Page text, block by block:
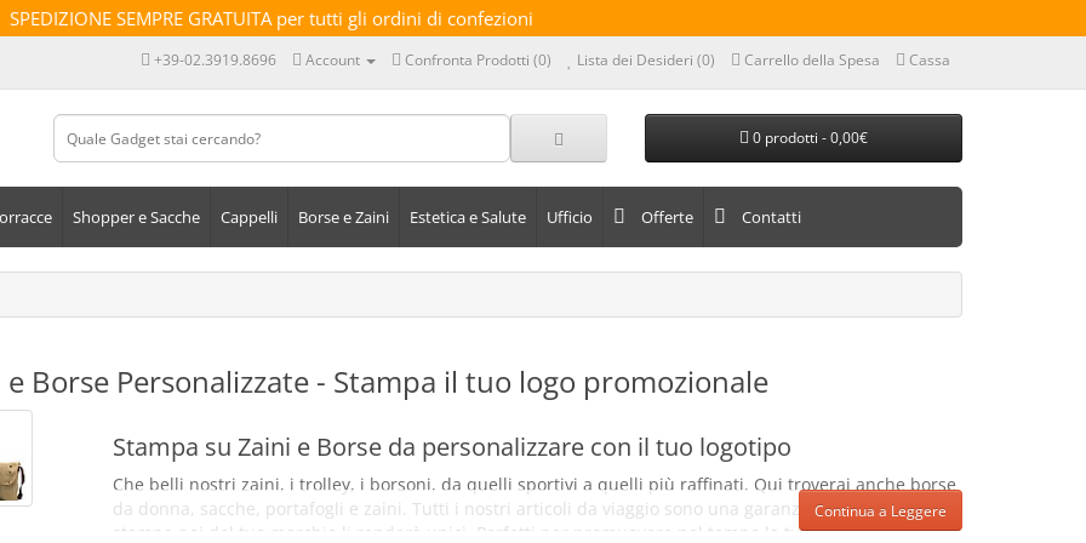
SPEDIZIONE SEMPRE GRATUITA per tutti gli ordini di confezioni
+39-02.3919.8696 Account Confronta Prodotti (0) Lista dei Desideri (0) Carrello della Spesa Cassa
0 prodotti - 0,00€
Shopper e Sacche Cappelli Borse e Zaini Estetica e Salute Ufficio Offerte Contatti
e Borse Personalizzate - Stampa il tuo logo promozionale
Stampa su Zaini e Borse da personalizzare con il tuo logotipo
Che belli nostri zaini, i trolley, i borsoni, da quelli sportivi a quelli più raffinati. Qui troverai anche borse
da donna, sacche, portafogli e zaini. Tutti i nostri articoli da viaggio sono una garanzia di qualità, la
stampa poi del tuo marchio li renderà unici. Perfetti per promuovere nel tempo la tua Azienda.
Continua a Leggere